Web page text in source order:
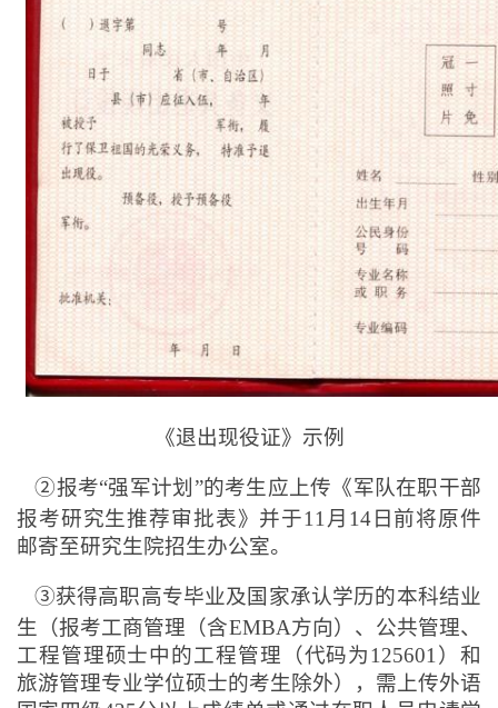
《退出现役证》示例
②报考“强军计划”的考生应上传《军队在职干部
报考研究生推荐审批表》并于11月14日前将原件
邮寄至研究生院招生办公室。
③获得高职高专毕业及国家承认学历的本科结业
生（报考工商管理（含EMBA方向）、公共管理、
工程管理硕士中的工程管理（代码为125601）和
旅游管理专业学位硕士的考生除外），需上传外语